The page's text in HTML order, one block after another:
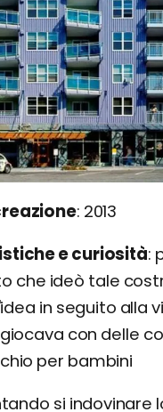
2013
e curiosità
che ideò tale
in seguito alla
con delle
per bambini
si indovinare